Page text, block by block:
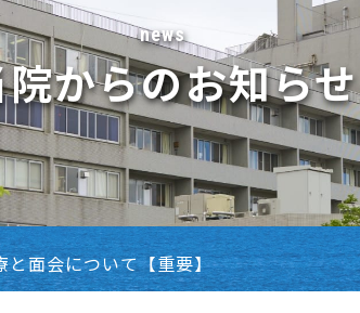
news
からのお知らせ
と面会について【重要】